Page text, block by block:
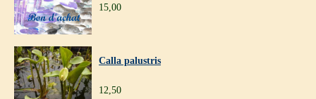
15,00
Calla palustris
12,50